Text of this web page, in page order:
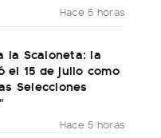
Hace 5 horas
la Scaloneta: la
el 15 de julio como
Selecciones
Hace 5 horas